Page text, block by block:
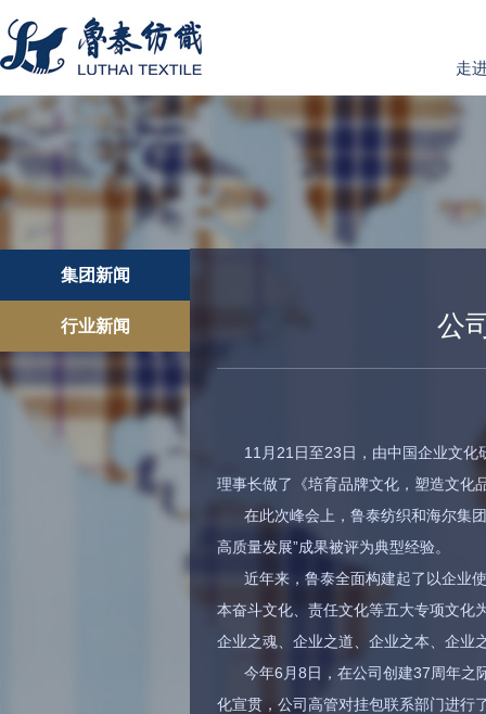
走
集团新闻
行业新闻 公
11月21日至23日，由中国企业文化
理事长做了《培育品牌文化，塑造文化
在此次峰会上，鲁泰纺织和海尔集
高质量发展”成果被评为典型经验。
近年来，鲁泰全面构建起了以企业
本奋斗文化、责任文化等五大专项文化
企业之魂、企业之道、企业之本、企业
今年6月8日，在公司创建37周年之
化宣贯，公司高管对挂包联系部门进行